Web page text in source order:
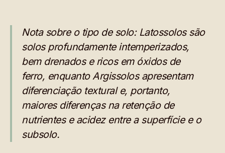
Nota sobre o tipo de solo: Latossolos são
solos profundamente intemperizados,
bem drenados e ricos em óxidos de
ferro, enquanto Argissolos apresentam
diferenciação textural e, portanto,
maiores diferenças na retenção de
nutrientes e acidez entre a superfície e o
subsolo.